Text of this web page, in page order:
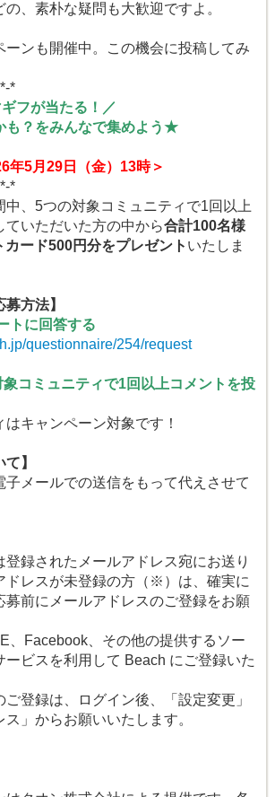
、素朴な疑問も大歓迎ですよ。
ーンも開催中。この機会に投稿してみ
*
フが当たる！／
も？をみんなで集めよう★
年5月29日（金）13時＞
*
中、5つの対象コミュニティで1回以上
ていただいた方の中から合計100名様
ード500円分をプレゼント いたしま
募方法】
トに回答する
questionnaire/254/request
コミュニティで1回以上コメントを投
キャンペーン対象です！
】
子メールでの送信をもって代えさせて
登録されたメールアドレス宛にお送り
ドレスが未登録の方（※）は、確実に
募前にメールアドレスのご登録をお願
、Facebook、その他の提供するソー
ービスを利用して Beach にご登録いた
ご登録は、ログイン後、「設定変更」
ス」からお願いいたします。